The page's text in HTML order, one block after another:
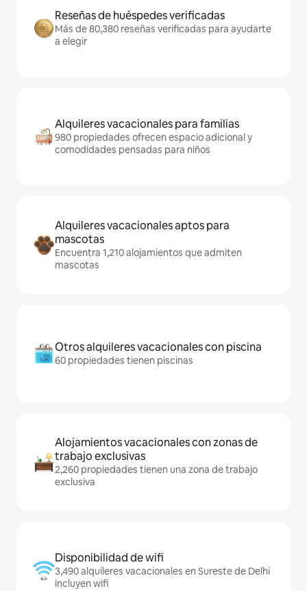
Reseñas de huéspedes verificadas
Más de 80,380 reseñas verificadas para ayudarte
a elegir
Alquileres vacacionales para familias
980 propiedades ofrecen espacio adicional y
comodidades pensadas para niños
Alquileres vacacionales aptos para
mascotas
Encuentra 1,210 alojamientos que admiten
mascotas
Otros alquileres vacacionales con piscina
60 propiedades tienen piscinas
Alojamientos vacacionales con zonas de
trabajo exclusivas
2,260 propiedades tienen una zona de trabajo
exclusiva
Disponibilidad de wifi
3,490 alquileres vacacionales en Sureste de Delhi
incluyen wifi